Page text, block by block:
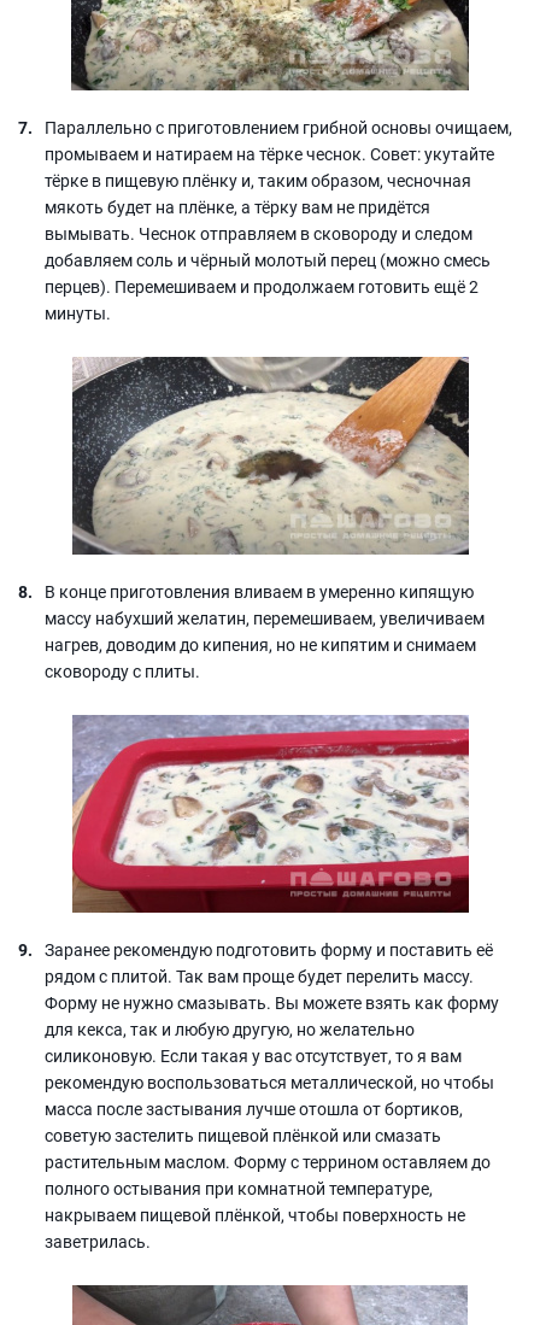
Параллельно с приготовлением грибной основы очищаем,
промываем и натираем на тёрке чеснок. Совет: укутайте
тёрке в пищевую плёнку и, таким образом, чесночная
мякоть будет на плёнке, а тёрку вам не придётся
вымывать. Чеснок отправляем в сковороду и следом
добавляем соль и чёрный молотый перец (можно смесь
перцев). Перемешиваем и продолжаем готовить ещё 2
минуты.
В конце приготовления вливаем в умеренно кипящую
массу набухший желатин, перемешиваем, увеличиваем
нагрев, доводим до кипения, но не кипятим и снимаем
сковороду с плиты.
Заранее рекомендую подготовить форму и поставить её
рядом с плитой. Так вам проще будет перелить массу.
Форму не нужно смазывать. Вы можете взять как форму
для кекса, так и любую другую, но желательно
силиконовую. Если такая у вас отсутствует, то я вам
рекомендую воспользоваться металлической, но чтобы
масса после застывания лучше отошла от бортиков,
советую застелить пищевой плёнкой или смазать
растительным маслом. Форму с террином оставляем до
полного остывания при комнатной температуре,
накрываем пищевой плёнкой, чтобы поверхность не
заветрилась.